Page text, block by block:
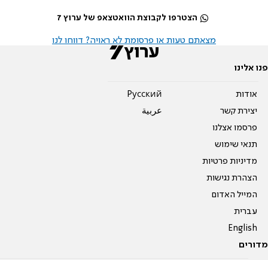
הצטרפו לקבוצת הוואטצאפ של ערוץ 7
מצאתם טעות או פרסומת לא ראויה? דווחו לנו
פנו אלינו
אודות
יצירת קשר
פרסמו אצלנו
תנאי שימוש
מדיניות פרטיות
הצהרת נגישות
המייל האדום
עברית
English
Pусский
عربية
מדורים